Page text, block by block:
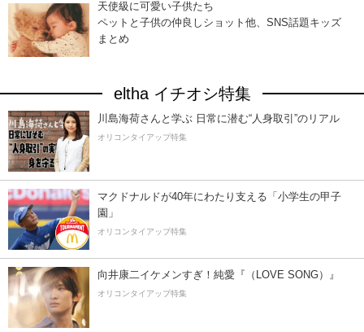
天使級に可愛い子供たち
ペットと子供の仲良しショット他、SNS話題キッズ
まとめ
eltha イチオシ特集
川島海荷さんと学ぶ 日常に潜む“人身取引”のリアル
オリコンタイアップ特集
マクドナルドが40年にわたり支える「小学生の甲子
園」
オリコンタイアップ特集
向井康二イケメンすぎ！純愛『（LOVE SONG）』
オリコンタイアップ特集